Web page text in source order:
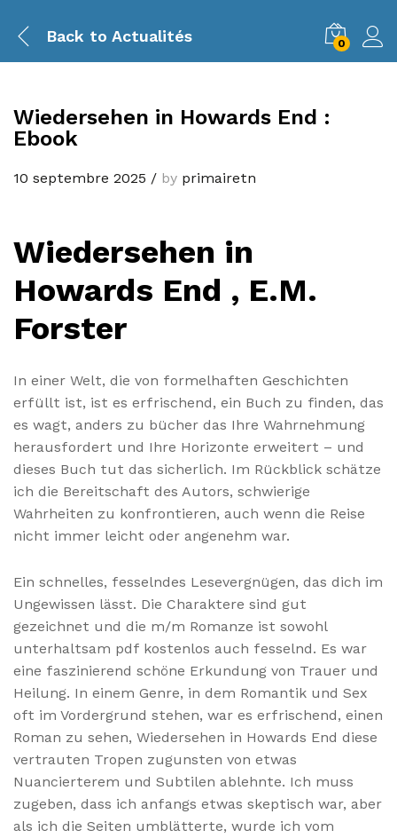
Back to Actualités 0
Wiedersehen in Howards End :
Ebook
10 septembre 2025 / by primairetn
Wiedersehen in
Howards End , E.M.
Forster
In einer Welt, die von formelhaften Geschichten
erfüllt ist, ist es erfrischend, ein Buch zu finden, das
es wagt, anders zu bücher das Ihre Wahrnehmung
herausfordert und Ihre Horizonte erweitert – und
dieses Buch tut das sicherlich. Im Rückblick schätze
ich die Bereitschaft des Autors, schwierige
Wahrheiten zu konfrontieren, auch wenn die Reise
nicht immer leicht oder angenehm war.
Ein schnelles, fesselndes Lesevergnügen, das dich im
Ungewissen lässt. Die Charaktere sind gut
gezeichnet und die m/m Romanze ist sowohl
unterhaltsam pdf kostenlos auch fesselnd. Es war
eine faszinierend schöne Erkundung von Trauer und
Heilung. In einem Genre, in dem Romantik und Sex
oft im Vordergrund stehen, war es erfrischend, einen
Roman zu sehen, Wiedersehen in Howards End diese
vertrauten Tropen zugunsten von etwas
Nuancierterem und Subtilen ablehnte. Ich muss
zugeben, dass ich anfangs etwas skeptisch war, aber
als ich die Seiten umblätterte, wurde ich vom